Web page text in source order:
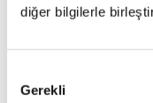
diğer bilgilerle
Seçimi
Gerekli
Hibrit
Otomatik